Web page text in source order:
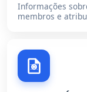
Informações
membros e
R$